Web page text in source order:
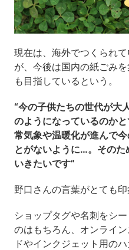
現在は、海外でつくられ
が、今後は国内の紙ごみを
も目指しているという。
“今の子供たちの世代が大
のようになっているのか
常気象や温暖化が進んで
とがないように…。その
いきたいです”
野口さんの言葉がとても印
ショップタグや名刺をシ
のはもちろん、オンライ
ドやインクジェット用の